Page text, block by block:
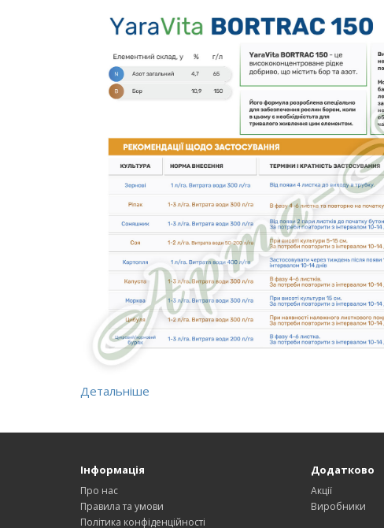
Детальніше
Інформація
Про нас
Правила та умови
Політика конфіденційності
Додатково
Акції
Виробники